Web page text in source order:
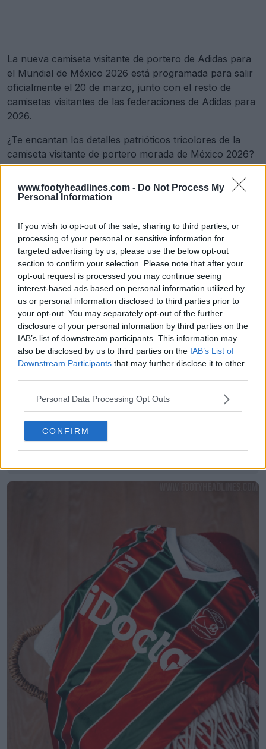
www.footyheadlines.com - Do Not Process My
Personal Information
If you wish to opt-out of the sale, sharing to third parties, or
processing of your personal or sensitive information for
targeted advertising by us, please use the below opt-out
section to confirm your selection. Please note that after your
opt-out request is processed you may continue seeing
interest-based ads based on personal information utilized by
us or personal information disclosed to third parties prior to
your opt-out. You may separately opt-out of the further
disclosure of your personal information by third parties on the
IAB’s list of downstream participants. This information may
also be disclosed by us to third parties on the IAB’s List of
Downstream Participants that may further disclose it to other
Personal Data Processing Opt Outs
CONFIRM
La nueva camiseta visitante de portero de Adidas para
el Mundial de México 2026 está programada para salir
oficialmente el 20 de marzo, junto con el resto de
camisetas visitantes de las federaciones de Adidas para
2026.
¿Te encantan los detalles patrióticos tricolores de la
camiseta visitante de portero morada de México 2026?
Comenta abajo.
2026 World Cup adidas Goalkeeper
Equipaciones
Mexico
Compartir
Creador de equipaciones de la FIFA: diseña y
comparte tus propias equipaciones